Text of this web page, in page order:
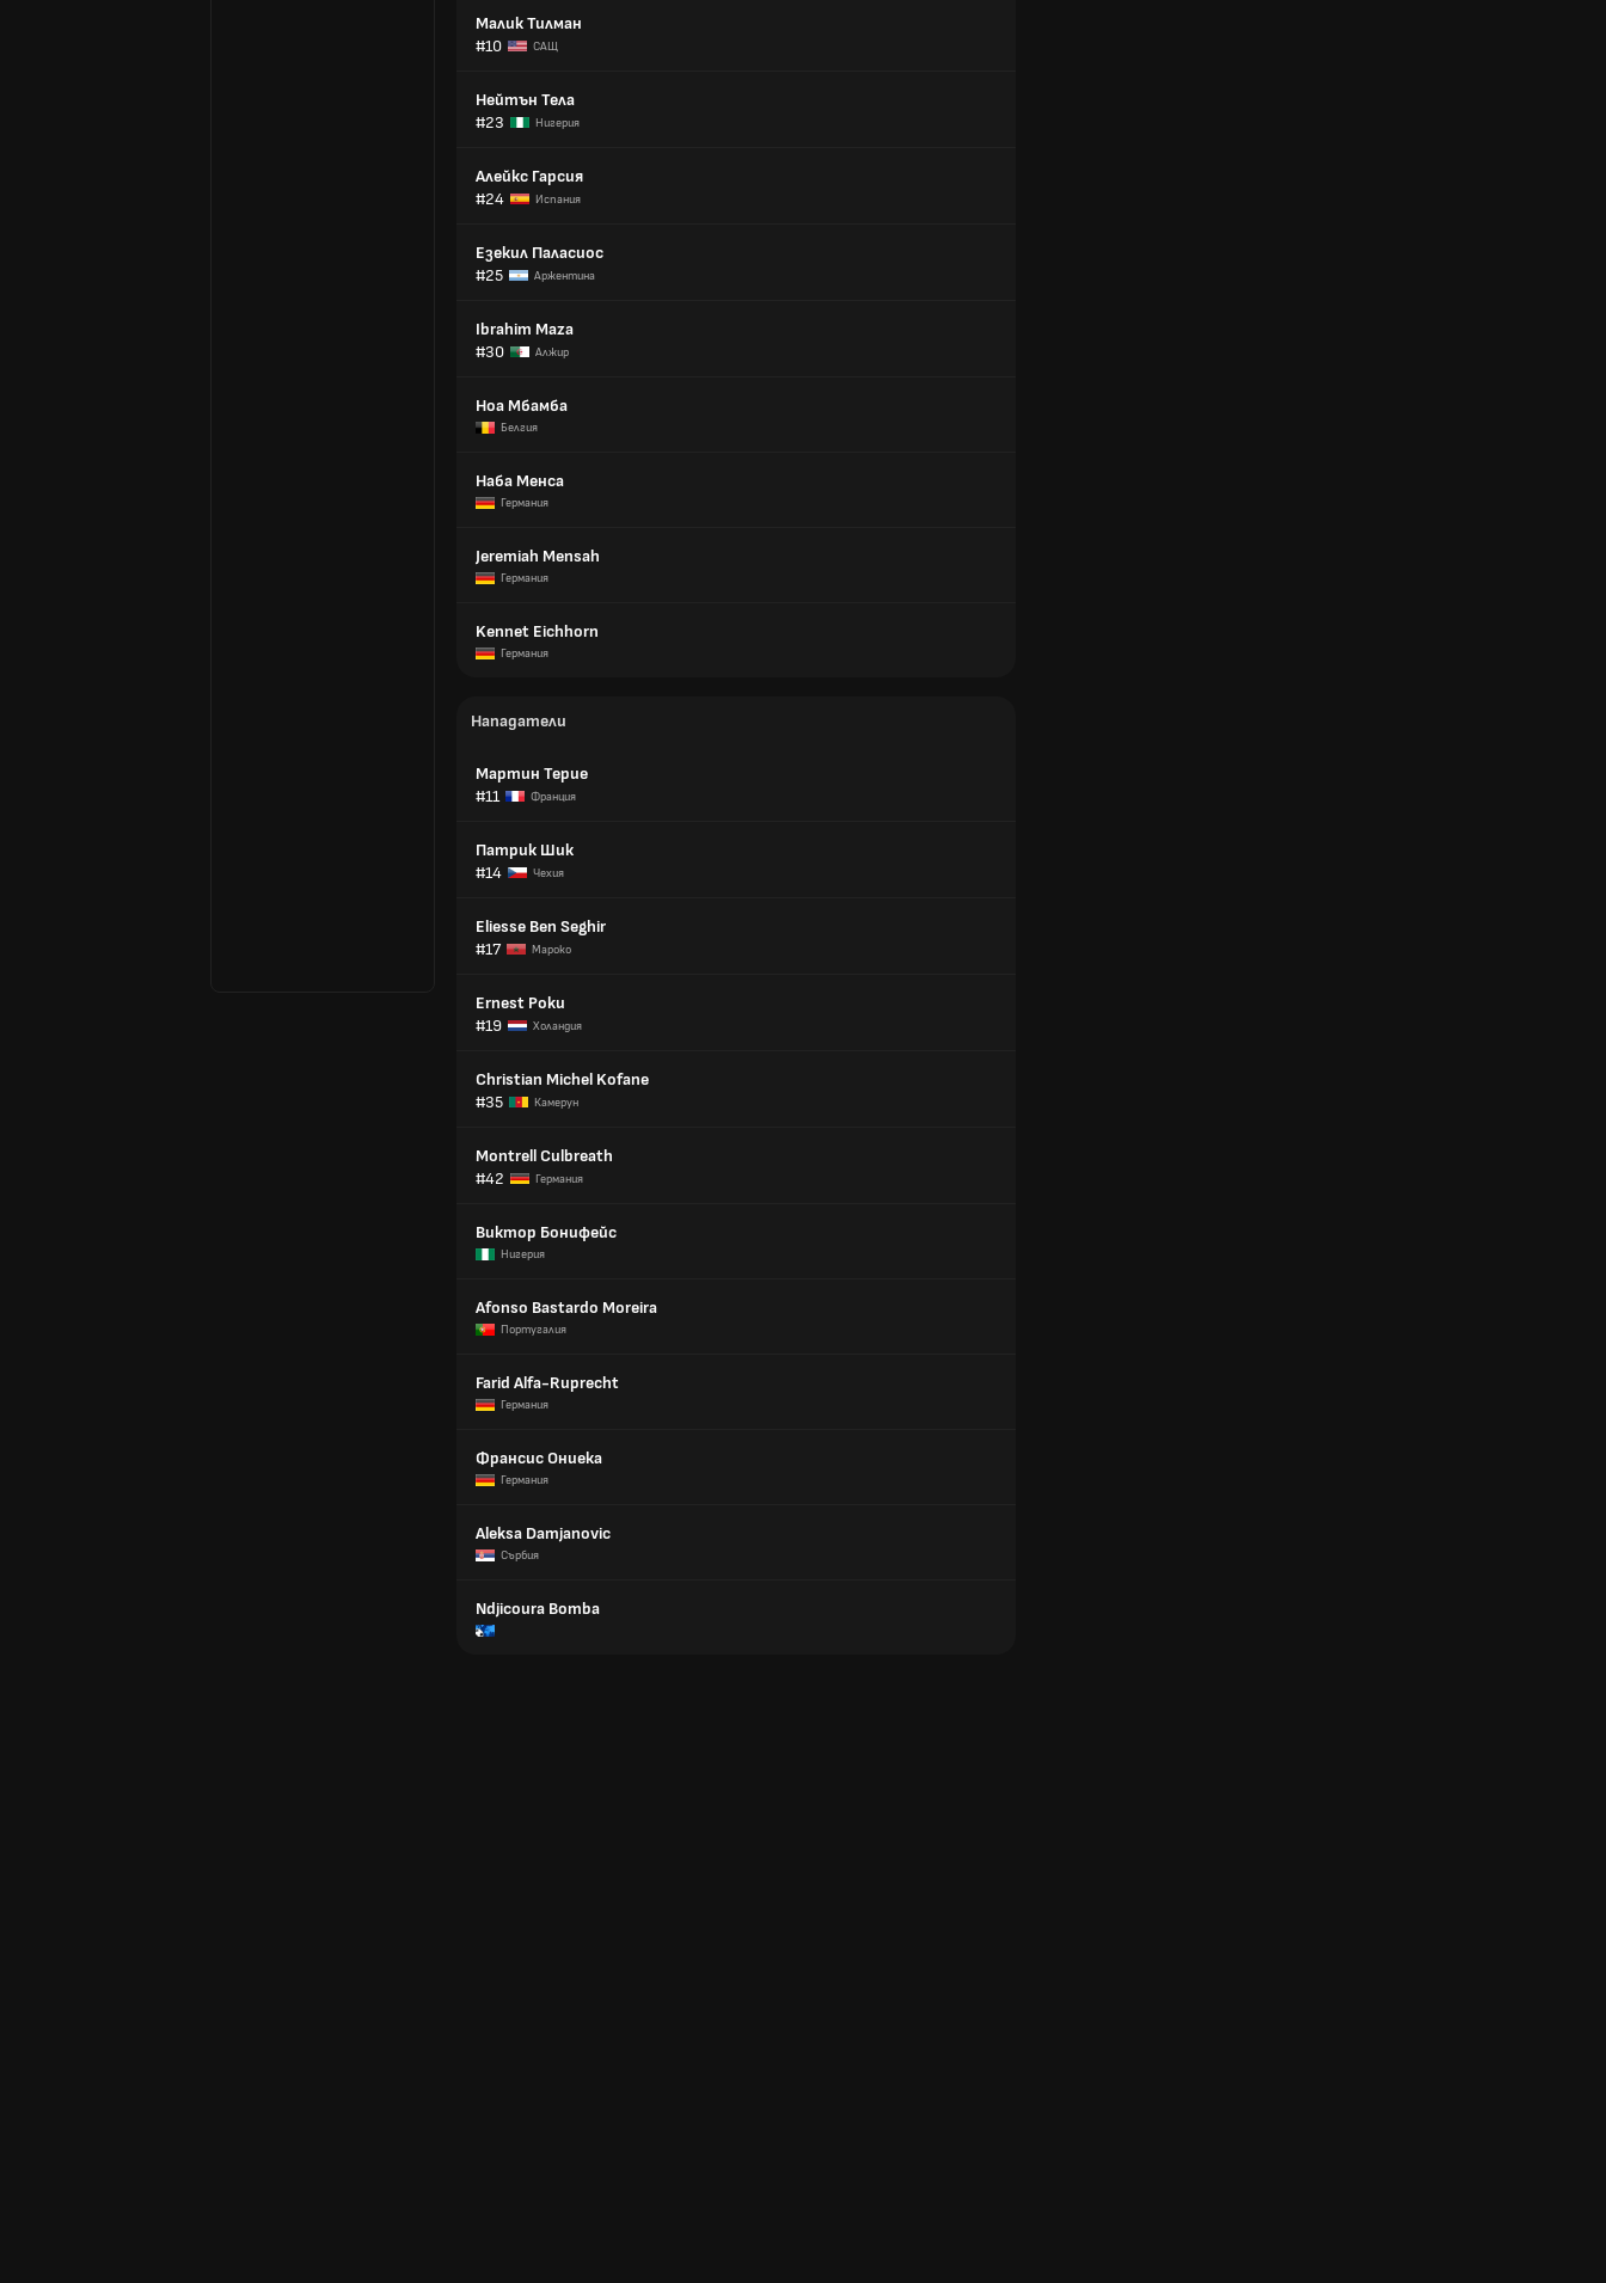
Малик Тилман
#10
САЩ
Нейтън Тела
#23
Нигерия
Алейкс Гарсия
#24
Испания
Езекил Паласиос
#25
Аржентина
Ibrahim Maza
#30
Алжир
Ноа Мбамба
Белгия
Наба Менса
Германия
Jeremiah Mensah
Германия
Kennet Eichhorn
Германия
Нападатели
Мартин Терие
#11
Франция
Патрик Шик
#14
Чехия
Eliesse Ben Seghir
#17
Мароко
Ernest Poku
#19
Холандия
Christian Michel Kofane
#35
Камерун
Montrell Culbreath
#42
Германия
Виктор Бонифейс
Нигерия
Afonso Bastardo Moreira
Португалия
Farid Alfa-Ruprecht
Германия
Франсис Ониека
Германия
Aleksa Damjanovic
Сърбия
Ndjicoura Bomba